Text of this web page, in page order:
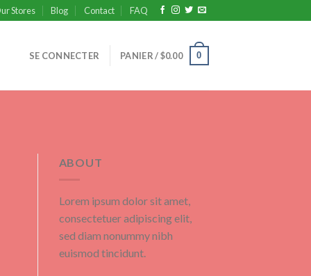
Stores Blog Contact FAQ
SE CONNECTER PANIER /$0.00 0
ABOUT
Lorem ipsum dolor sit amet,
consectetuer adipiscing elit,
sed diam nonummy nibh
euismod tincidunt.